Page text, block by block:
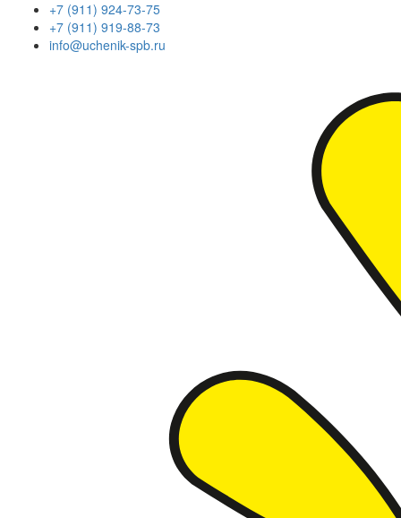
+7 (911) 924-73-75
+7 (911) 919-88-73
info@uchenik-spb.ru